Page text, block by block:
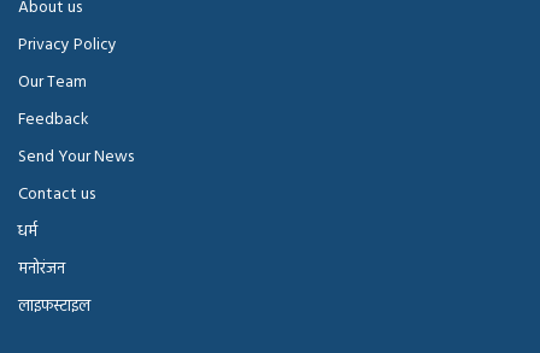
About us
Privacy Policy
Our Team
Feedback
Send Your News
Contact us
धर्म
मनोरंजन
लाइफस्टाइल